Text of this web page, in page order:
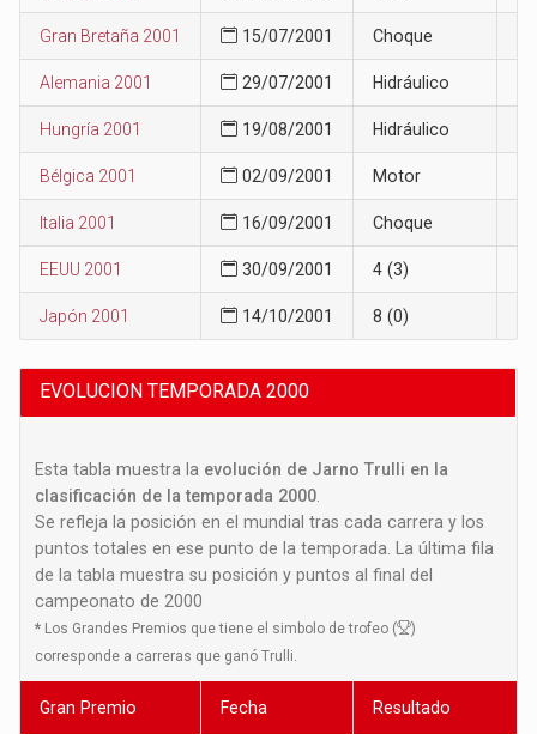
Gran Bretaña 2001 15/07/2001 Choque
Alemania 2001 29/07/2001 Hidráulico
Hungría 2001 19/08/2001 Hidráulico
Bélgica 2001 02/09/2001 Motor
Italia 2001 16/09/2001 Choque
EEUU 2001 30/09/2001 4 (3)
Japón 2001 14/10/2001 8 (0)
EVOLUCION TEMPORADA 2000
Esta tabla muestra la evolución de Jarno Trulli en la
clasificación de la temporada 2000
Se refleja la posición en el mundial tras cada carrera y los
puntos totales en ese punto de la temporada. La última fila
de la tabla muestra su posición y puntos al final del
campeonato de 2000
* Los Grandes Premios que tiene el simbolo de trofeo (
)
corresponde a carreras que ganó Trulli.
Gran Premio Fecha Resultado